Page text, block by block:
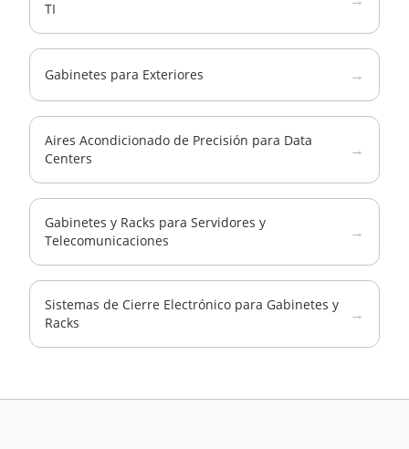
TI
Gabinetes para Exteriores →
Aires Acondicionado de Precisión para Data
Centers
→
Gabinetes y Racks para Servidores y
Telecomunicaciones
→
Sistemas de Cierre Electrónico para Gabinetes y
Racks
→